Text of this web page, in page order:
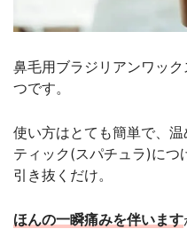
鼻毛用ブラジリアンワック
つです。
使い方はとても簡単で、
ティック(スパチュラ)につ
引き抜くだけ。
ほんの一瞬痛みを伴います